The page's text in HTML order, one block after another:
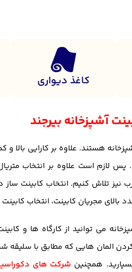
کاغذ دیواری
آشپزخانه بیرجند
هستند. علاوه بر کارایی بالا
لازم است علاوه بر انتخاب
نیز تلاش کنیم. انتخاب کابینت
بالای مجریان کابینت، انتخاب
می توانید از کارگاه ها و
المان هایی که مطابق با سلیقه
همچنین شرکت های